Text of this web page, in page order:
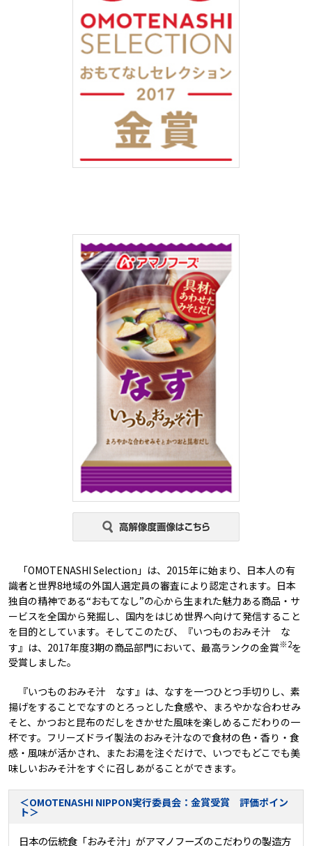
「OMOTENASHI Selection」は、2015年に始まり、日本人の有
識者と世界8地域の外国人選定員の審査により認定されます。日本
独自の精神である“おもてなし”の心から生まれた魅力ある商品・サ
ービスを全国から発掘し、国内をはじめ世界へ向けて発信すること
を目的としています。そしてこのたび、『いつものおみそ汁 な
す』は、2017年度3期の商品部門において、最高ランクの金賞※2を
受賞しました。
『いつものおみそ汁 なす』は、なすを一つひとつ手切りし、素
揚げをすることでなすのとろっとした食感や、まろやかな合わせみ
そと、かつおと昆布のだしをきかせた風味を楽しめるこだわりの一
杯です。フリーズドライ製法のおみそ汁なので食材の色・香り・食
感・風味が活かされ、またお湯を注ぐだけで、いつでもどこでも美
味しいおみそ汁をすぐに召しあがることができます。
＜OMOTENASHI NIPPON実行委員会：金賞受賞 評価ポイン
ト＞
日本の伝統食「おみそ汁」がアマノフーズのこだわりの製造方